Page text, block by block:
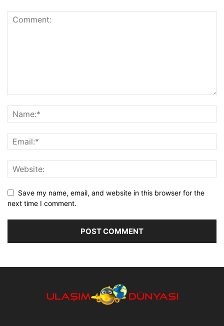
Save my name, email, and website in this browser for the
next time I comment.